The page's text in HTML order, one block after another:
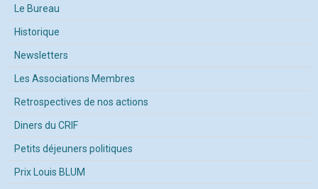
Le Bureau
Historique
Newsletters
Les Associations Membres
Retrospectives de nos actions
Diners du CRIF
Petits déjeuners politiques
Prix Louis BLUM